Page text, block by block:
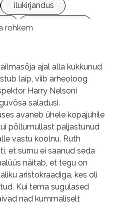
ilukirjandus
heliraamatud
rohkem
ajal alla kukkunud
laip, viib arheoloog
Harry Nelsoni
saladusi.
avaneb ühele kopajuhile
põllumullast paljastunud
vastu koolnu. Ruth
et surnu ei saanud seda
näitab, et tegu on
aristokraadiga, kes oli
Kui tema sugulased
nad kummaliselt